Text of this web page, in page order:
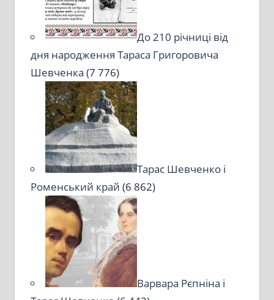
До 210 річниці від
дня народження Тараса Григоровича
Шевченка (7 776)
Тарас Шевченко і
Роменський край (6 862)
Варвара Рєпніна і